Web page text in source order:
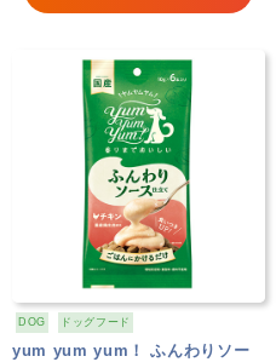
DOG ドッグフード
yum yum yum！ ふんわりソー